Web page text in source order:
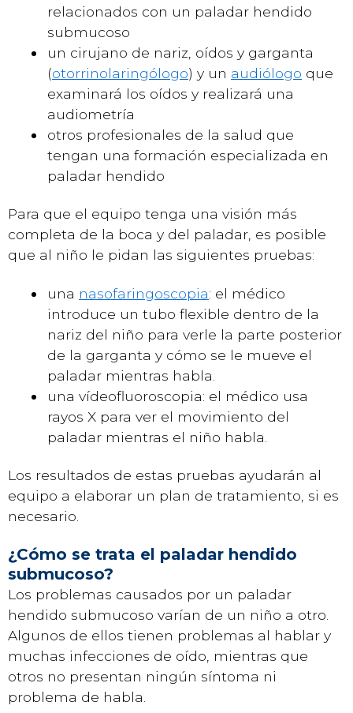
relacionados con un paladar hendido
submucoso
un cirujano de nariz, oídos y garganta
(otorrinolaringólogo) y un audiólogo que
examinará los oídos y realizará una
audiometría
otros profesionales de la salud que
tengan una formación especializada en
paladar hendido
Para que el equipo tenga una visión más
completa de la boca y del paladar, es posible
que al niño le pidan las siguientes pruebas:
una nasofaringoscopia: el médico
introduce un tubo flexible dentro de la
nariz del niño para verle la parte posterior
de la garganta y cómo se le mueve el
paladar mientras habla.
una vídeofluoroscopia: el médico usa
rayos X para ver el movimiento del
paladar mientras el niño habla.
Los resultados de estas pruebas ayudarán al
equipo a elaborar un plan de tratamiento, si es
necesario.
¿Cómo se trata el paladar hendido
submucoso?
Los problemas causados por un paladar
hendido submucoso varían de un niño a otro.
Algunos de ellos tienen problemas al hablar y
muchas infecciones de oído, mientras que
otros no presentan ningún síntoma ni
problema de habla.